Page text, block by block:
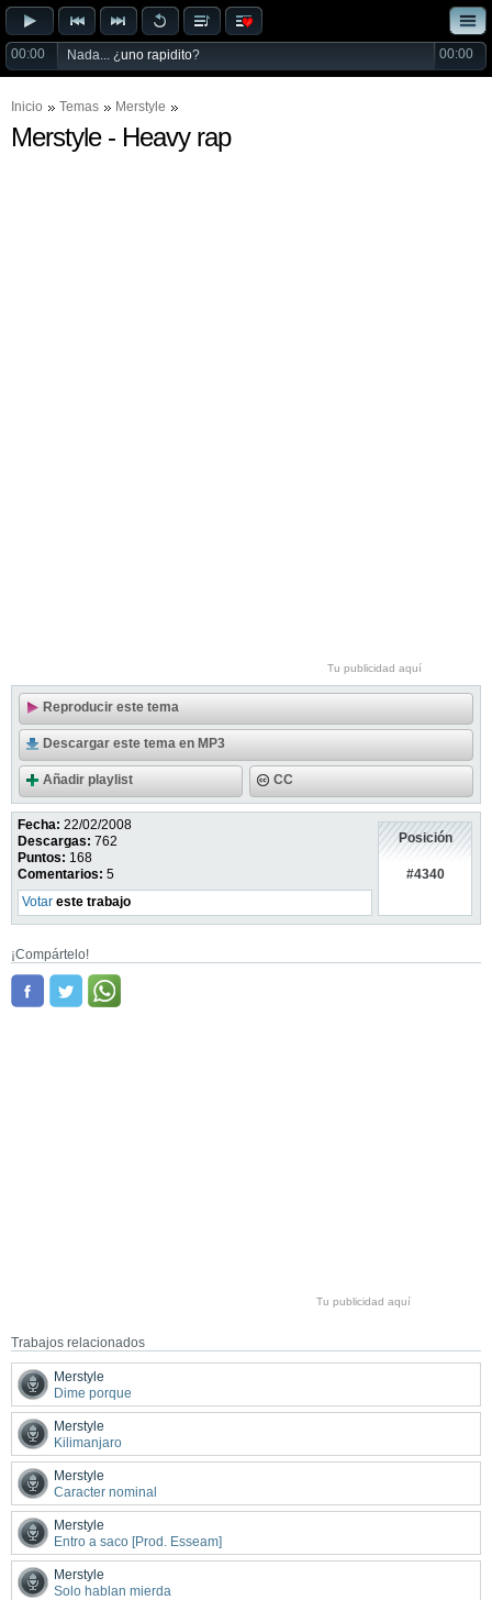
00:00 Nada... ¿uno rapidito? 00:00
Inicio Temas Merstyle
Merstyle - Heavy rap
Tu publicidad aquí
Reproducir este tema
Descargar este tema en MP3
Añadir playlist CC
Fecha: 22/02/2008
Descargas: 762
Puntos: 168
Comentarios: 5
Votar este trabajo
Posición
#4340
¡Compártelo!
Tu publicidad aquí
Trabajos relacionados
Merstyle
Dime porque
Merstyle
Kilimanjaro
Merstyle
Caracter nominal
Merstyle
Entro a saco [Prod. Esseam]
Merstyle
Solo hablan mierda